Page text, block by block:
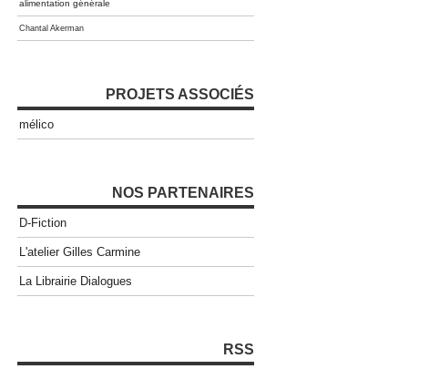
alimentation générale
Chantal Akerman
PROJETS ASSOCIÉS
mélico
NOS PARTENAIRES
D-Fiction
L'atelier Gilles Carmine
La Librairie Dialogues
RSS